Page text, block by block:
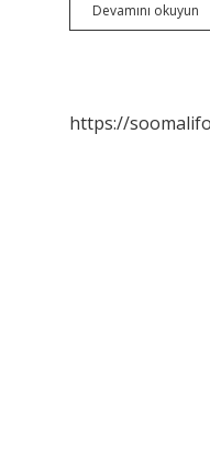
Devamını okuyun
https://